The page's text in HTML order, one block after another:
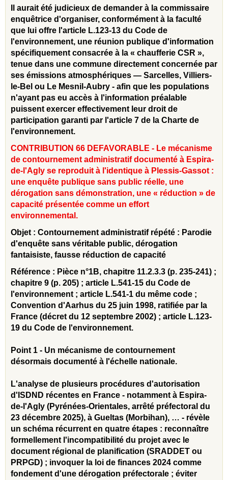
Il aurait été judicieux de demander à la commissaire
enquêtrice d'organiser, conformément à la faculté
que lui offre l'article L.123-13 du Code de
l'environnement, une réunion publique d'information
spécifiquement consacrée à la « chaufferie CSR »,
tenue dans une commune directement concernée par
ses émissions atmosphériques — Sarcelles, Villiers-
le-Bel ou Le Mesnil-Aubry - afin que les populations
n'ayant pas eu accès à l'information préalable
puissent exercer effectivement leur droit de
participation garanti par l'article 7 de la Charte de
l'environnement.
CONTRIBUTION 66 DEFAVORABLE - Le mécanisme
de contournement administratif documenté à Espira-
de-l'Agly se reproduit à l'identique à Plessis-Gassot :
une enquête publique sans public réelle, une
dérogation sans démonstration, une « réduction » de
capacité présentée comme un effort
environnemental.
Objet : Contournement administratif répété : Parodie
d'enquête sans véritable public, dérogation
fantaisiste, fausse réduction de capacité
Référence : Pièce n°1B, chapitre 11.2.3.3 (p. 235-241) ;
chapitre 9 (p. 205) ; article L.541-15 du Code de
l'environnement ; article L.541-1 du même code ;
Convention d'Aarhus du 25 juin 1998, ratifiée par la
France (décret du 12 septembre 2002) ; article L.123-
19 du Code de l'environnement.
Point 1 - Un mécanisme de contournement
désormais documenté à l'échelle nationale.
L'analyse de plusieurs procédures d'autorisation
d'ISDND récentes en France - notamment à Espira-
de-l'Agly (Pyrénées-Orientales, arrêté préfectoral du
23 décembre 2025), à Gueltas (Morbihan), … - révèle
un schéma récurrent en quatre étapes : reconnaître
formellement l'incompatibilité du projet avec le
document régional de planification (SRADDET ou
PRPGD) ; invoquer la loi de finances 2024 comme
fondement d'une dérogation préfectorale ; éviter